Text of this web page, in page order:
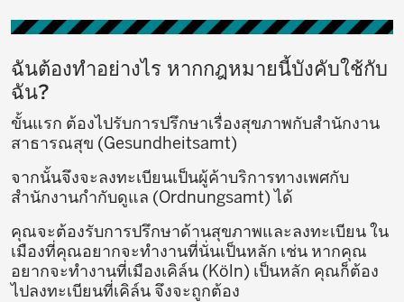
ฉันต้องทำอย่างไร หากกฎหมายนี้บังคับใช้กับ
ฉัน?
ขั้นแรก ต้องไปรับการปรึกษาเรื่องสุขภาพกับสำนักงาน
สาธารณสุข (Gesundheitsamt)
จากนั้นจึงจะลงทะเบียนเป็นผู้ค้าบริการทางเพศกับ
สำนักงานกำกับดูแล (Ordnungsamt) ได้
คุณจะต้องรับการปรึกษาด้านสุขภาพและลงทะเบียน ใน
เมืองที่คุณอยากจะทำงานที่นั่นเป็นหลัก เช่น หากคุณ
อยากจะทำงานที่เมืองเคิล์น (Köln) เป็นหลัก คุณก็ต้อง
ไปลงทะเบียนที่เคิล์น จึงจะถูกต้อง